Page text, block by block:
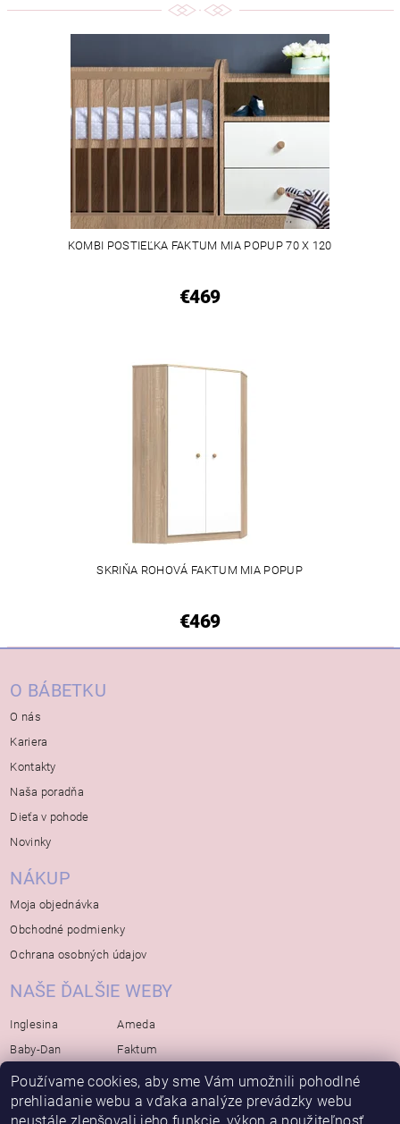
KOMBI POSTIEĽKA FAKTUM MIA POPUP 70 X 120
€469
SKRIŇA ROHOVÁ FAKTUM MIA POPUP
€469
O BÁBETKU
O nás
Kariera
Kontakty
Naša poradňa
Dieťa v pohode
Novinky
NÁKUP
Moja objednávka
Obchodné podmienky
Ochrana osobných údajov
NAŠE ĎALŠIE WEBY
Inglesina
Baby-Dan
Rialto
Bébé-Jou
Ameda
Faktum
Koelstra
Bambino-Mio
Používame cookies, aby sme Vám umožnili pohodlné
prehliadanie webu a vďaka analýze prevádzky webu